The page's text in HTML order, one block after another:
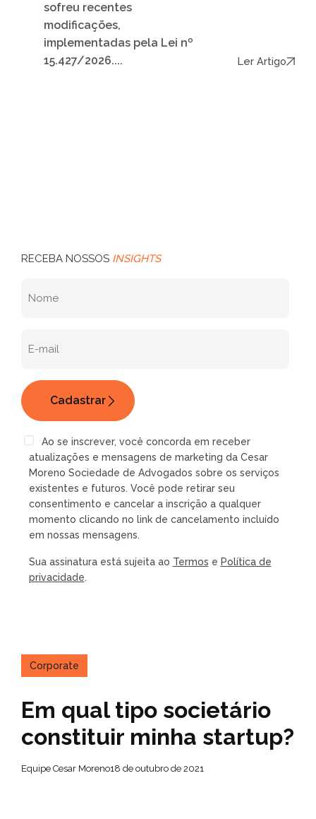
sofreu recentes
modificações,
implementadas pela Lei nº
15.427/2026....
Ler Artigo
RECEBA NOSSOS INSIGHTS
Ao se inscrever, você concorda em receber
atualizações e mensagens de marketing da Cesar
Moreno Sociedade de Advogados sobre os serviços
existentes e futuros. Você pode retirar seu
consentimento e cancelar a inscrição a qualquer
momento clicando no link de cancelamento incluído
em nossas mensagens.
Sua assinatura está sujeita ao Termos e Política de
privacidade.
Corporate
Em qual tipo societário
constituir minha startup?
Equipe Cesar Moreno18 de outubro de 2021